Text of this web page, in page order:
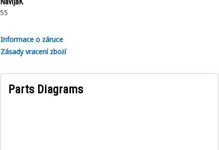
55
Informace o záruce
Zásady vracení zboží
Parts Diagrams